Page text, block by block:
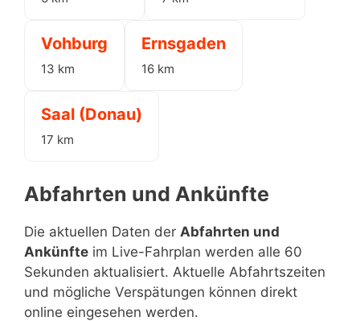
Vohburg
13 km
Ernsgaden
16 km
Saal (Donau)
17 km
Abfahrten und Ankünfte
Die aktuellen Daten der Abfahrten und
Ankünfte im Live-Fahrplan werden alle 60
Sekunden aktualisiert. Aktuelle Abfahrtszeiten
und mögliche Verspätungen können direkt
online eingesehen werden.